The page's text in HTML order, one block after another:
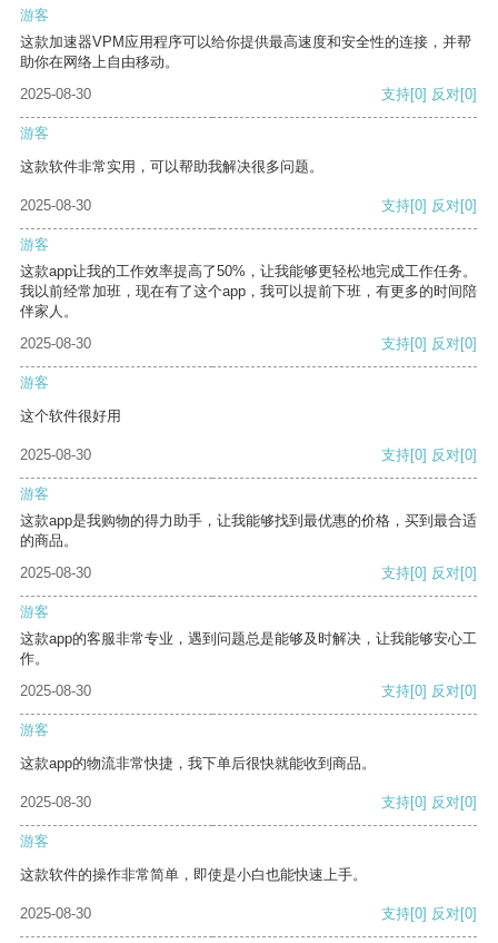
游客
这款加速器VPM应用程序可以给你提供最高速度和安全性的连接，并帮
助你在网络上自由移动。
2025-08-30
支持[0] 反对[0]
游客
这款软件非常实用，可以帮助我解决很多问题。
2025-08-30 支持[0] 反对[0]
游客
这款app让我的工作效率提高了50%，让我能够更轻松地完成工作任务。
我以前经常加班，现在有了这个app，我可以提前下班，有更多的时间陪
伴家人。
2025-08-30
支持[0] 反对[0]
游客
这个软件很好用
2025-08-30 支持[0] 反对[0]
游客
这款app是我购物的得力助手，让我能够找到最优惠的价格，买到最合适
的商品。
2025-08-30
支持[0] 反对[0]
游客
这款app的客服非常专业，遇到问题总是能够及时解决，让我能够安心工
作。
2025-08-30
支持[0] 反对[0]
游客
这款app的物流非常快捷，我下单后很快就能收到商品。
2025-08-30 支持[0] 反对[0]
游客
这款软件的操作非常简单，即使是小白也能快速上手。
2025-08-30 支持[0] 反对[0]